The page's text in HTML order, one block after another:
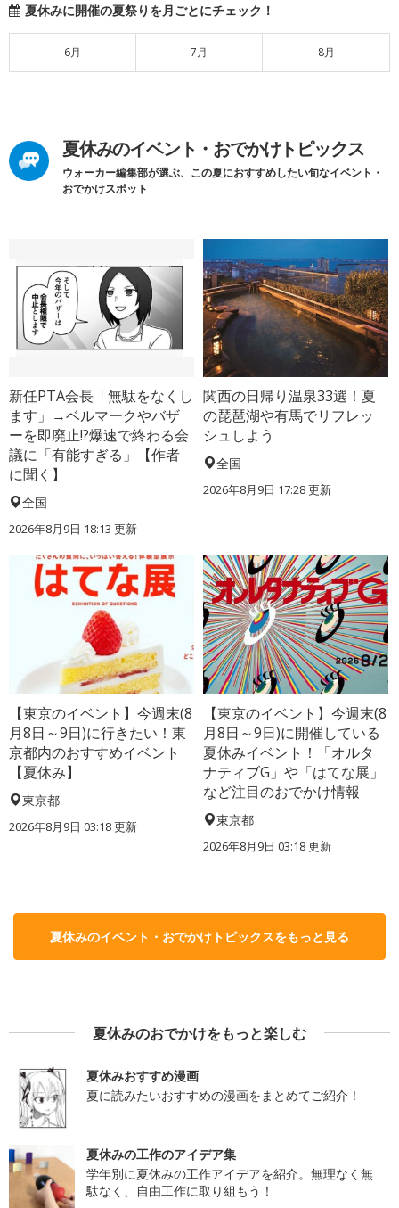
夏休みに開催の夏祭りを月ごとにチェック！
6月 7月 8月
夏休みのイベント・おでかけトピックス
ウォーカー編集部が選ぶ、この夏におすすめしたい旬なイベント・
おでかけスポット
新任PTA会長「無駄をなくし
ます」→ベルマークやバザ
ーを即廃止!?爆速で終わる会
議に「有能すぎる」【作者
に聞く】
全国
2026年8月9日 18:13 更新
関西の日帰り温泉33選！夏
の琵琶湖や有馬でリフレッ
シュしよう
全国
2026年8月9日 17:28更新
【東京のイベント】今週末(8
月8日～9日)に行きたい！東
京都内のおすすめイベント
【夏休み】
東京都
2026年8月9日 03:18更新
【東京のイベント】今週末(8
月8日～9日)に開催している
夏休みイベント！「オルタ
ナティブG」や「はてな展」
など注目のおでかけ情報
東京都
2026年8月9日 03:18更新
夏休みのイベント・おでかけトピックスをもっと見る
夏休みのおでかけをもっと楽しむ
夏休みおすすめ漫画
夏に読みたいおすすめの漫画をまとめてご紹介！
夏休みの工作のアイデア集
学年別に夏休みの工作アイデアを紹介。無理なく無
駄なく、自由工作に取り組もう！